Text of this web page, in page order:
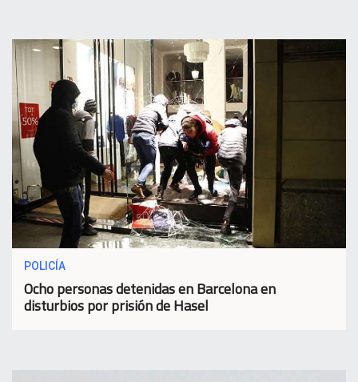
POLICÍA
Ocho personas detenidas en Barcelona en
disturbios por prisión de Hasel